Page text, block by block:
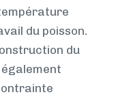
du poisson.
du